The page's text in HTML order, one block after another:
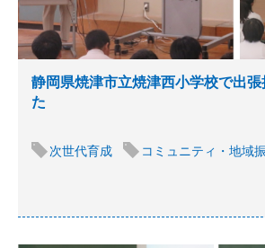
静岡県焼津市立焼津西小学校で出張
た
次世代育成 コミュニティ・地域